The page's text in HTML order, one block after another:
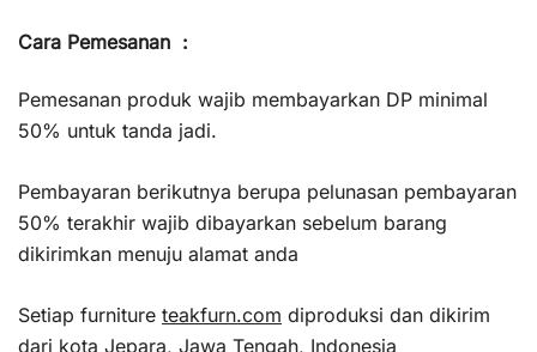
Cara Pemesanan :
Pemesanan produk wajib membayarkan DP minimal
50% untuk tanda jadi.
Pembayaran berikutnya berupa pelunasan pembayaran
50% terakhir wajib dibayarkan sebelum barang
dikirimkan menuju alamat anda
Setiap furniture teakfurn.com diproduksi dan dikirim
dari kota Jepara, Jawa Tengah, Indonesia